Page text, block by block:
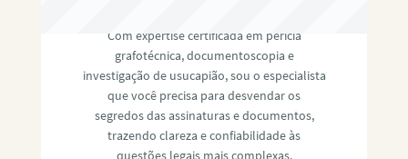
Com expertise certificada em perícia
grafotécnica, documentoscopia e
investigação de usucapião, sou o especialista
que você precisa para desvendar os
segredos das assinaturas e documentos,
trazendo clareza e confiabilidade às
questões legais mais complexas.